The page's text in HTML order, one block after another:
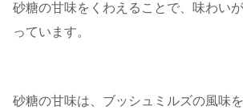
砂糖の甘味をくわえることで、味わい
っています。
砂糖の甘味は、ブッシュミルズの風味